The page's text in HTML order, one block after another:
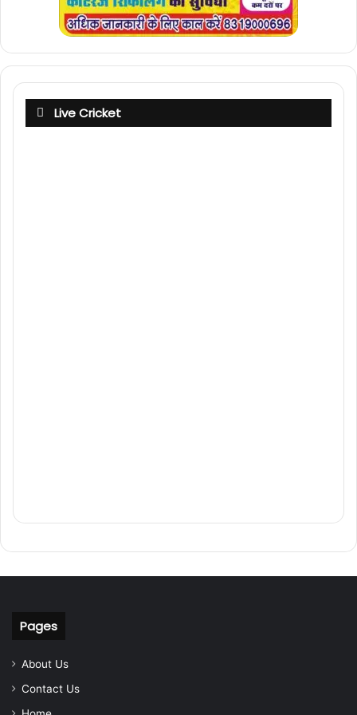
Live Cricket
Pages
About Us
Contact Us